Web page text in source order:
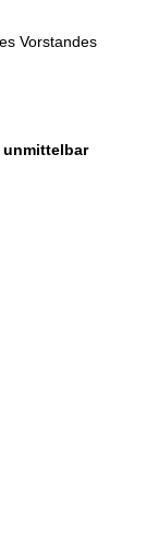
Vorstandes
unmittelbar